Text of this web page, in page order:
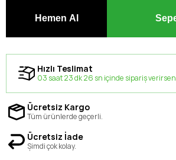
Hızlı Teslimat
03 saat 23 dk 26 sn içinde sipariş verirsen
Ücretsiz Kargo
Tüm ürünlerde geçerli.
Ücretsiz İade
Şimdi çok kolay.